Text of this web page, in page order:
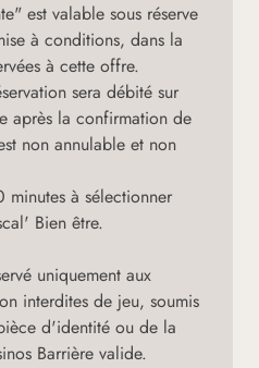
est valable sous réserve
à conditions, dans la
à cette offre.
sera débité sur
après la confirmation de
non annulable et non
à sélectionner
Bien être.
uniquement aux
interdites de jeu, soumis
d'identité ou de la
Barrière valide.